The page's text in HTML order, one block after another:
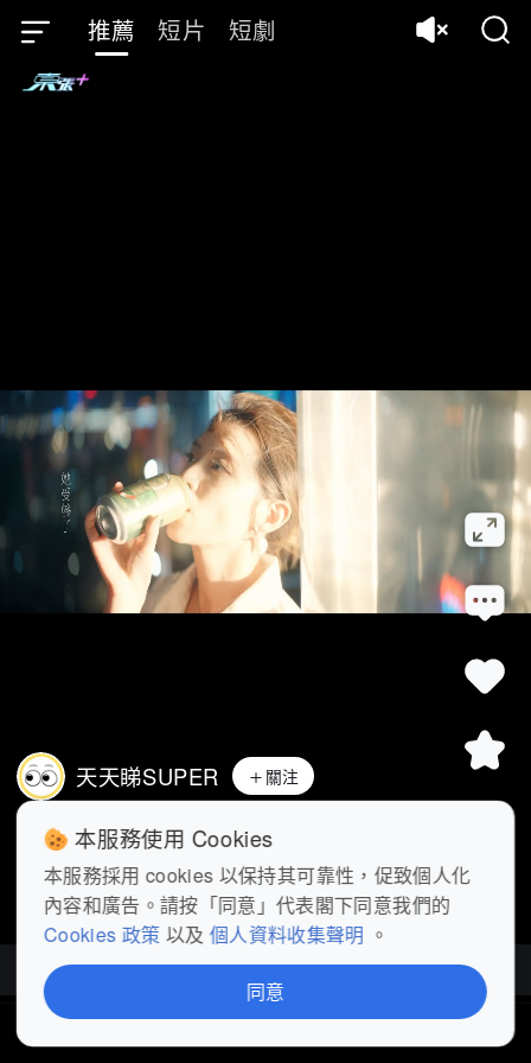
推薦 短片 短劇
天天睇SUPER 關注
《燦爛的風和海》精華丨徐君樂麥又歌燈
塔親吻 #影視樂園 #燦爛的風和
查看更多
燦爛的風和海| 更新至60集
本服務使用 Cookies
本服務採用 cookies 以保持其可靠性，促致個人化
內容和廣告。請按「同意」代表閣下同意我們的
Cookies 政策 以及 個人資料收集聲明 。
同意